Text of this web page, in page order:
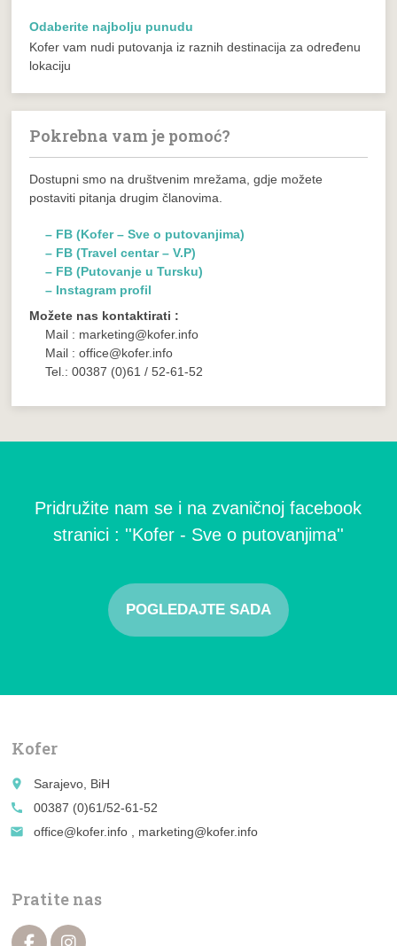
Odaberite najbolju punudu
Kofer vam nudi putovanja iz raznih destinacija za određenu
lokaciju
Pokrebna vam je pomoć?
Dostupni smo na društvenim mrežama, gdje možete
postaviti pitanja drugim članovima.
– FB (Kofer – Sve o putovanjima)
– FB (Travel centar – V.P)
– FB (Putovanje u Tursku)
– Instagram profil
Možete nas kontaktirati :
Mail : marketing@kofer.info
Mail : office@kofer.info
Tel.: 00387 (0)61 / 52-61-52
Pridružite nam se i na zvaničnoj facebook
stranici : ''Kofer - Sve o putovanjima''
POGLEDAJTE SADA
Kofer
place
Sarajevo, BiH
call
00387 (0)61/52-61-52
email
office@kofer.info , marketing@kofer.info
Pratite nas